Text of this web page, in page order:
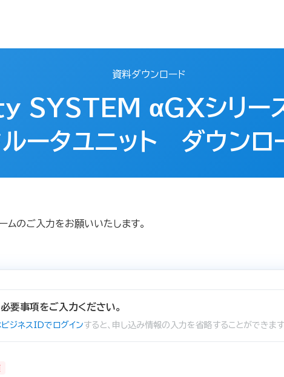
資料ダウンロード
αGXシリー
ルータユニット ダウンロ
ムのご入力をお願いいたします。
要事項をご入力ください。
ジネスIDでログインすると、申し込み情報の入力を省略することができます